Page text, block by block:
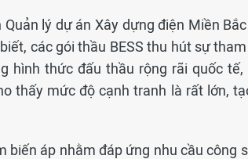
lý dự án Xây dựng điện Miền
các gói thầu BESS thu hút sự
hình thức đấu thầu rộng rãi quốc tế,
thấy mức độ cạnh tranh là rất lớn,
biến áp nhằm đáp ứng nhu cầu công